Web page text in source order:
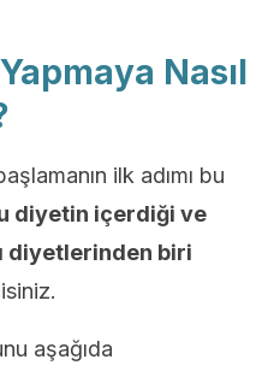
Nasıl
ilk adımı bu
diyetin içerdiği ve
diyetlerinden biri
aşağıda